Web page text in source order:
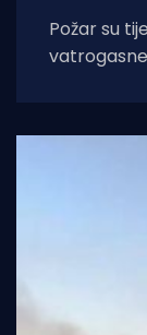
Požar su